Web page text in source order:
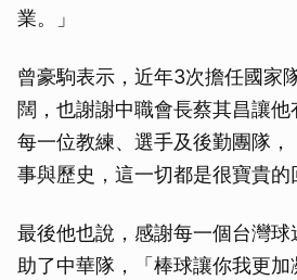
業。」
曾豪駒表示，近年3次擔任國家
闊，也謝謝中職會長蔡其昌讓
每一位教練、選手及後勤團隊
事與歷史，這一切都是很寶貴的
最後他也說，感謝每一個台灣
助了中華隊，「棒球讓你我更